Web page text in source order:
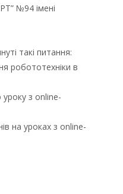
№94 імені
такі питання:
робототехніки в
уроку з online-
на уроках з online-